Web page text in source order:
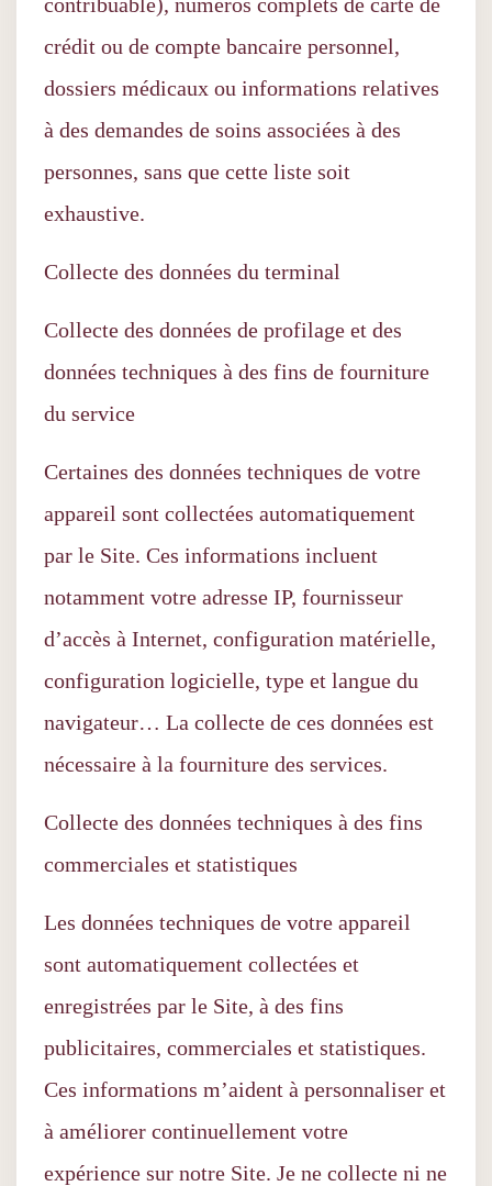
crédit ou de compte bancaire personnel,
dossiers médicaux ou informations relatives
à des demandes de soins associées à des
personnes, sans que cette liste soit
exhaustive.
Collecte des données du terminal
Collecte des données de profilage et des
données techniques à des fins de fourniture
du service
Certaines des données techniques de votre
appareil sont collectées automatiquement
par le Site. Ces informations incluent
notamment votre adresse IP, fournisseur
d’accès à Internet, configuration matérielle,
configuration logicielle, type et langue du
navigateur… La collecte de ces données est
nécessaire à la fourniture des services.
Collecte des données techniques à des fins
commerciales et statistiques
Les données techniques de votre appareil
sont automatiquement collectées et
enregistrées par le Site, à des fins
publicitaires, commerciales et statistiques.
Ces informations m’aident à personnaliser et
à améliorer continuellement votre
expérience sur notre Site. Je ne collecte ni ne